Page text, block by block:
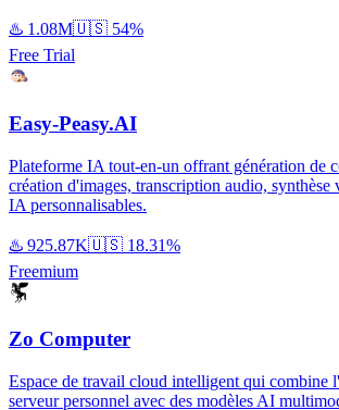
♨️ 1.08M🇺🇸 54%
Free Trial
Easy-Peasy.AI
Plateforme IA tout-en-un offrant génération de
création d'images, transcription audio, synthèse
IA personnalisables.
♨️ 925.87K🇺🇸 18.31%
Freemium
Zo Computer
Espace de travail cloud intelligent qui combine
serveur personnel avec des modèles AI